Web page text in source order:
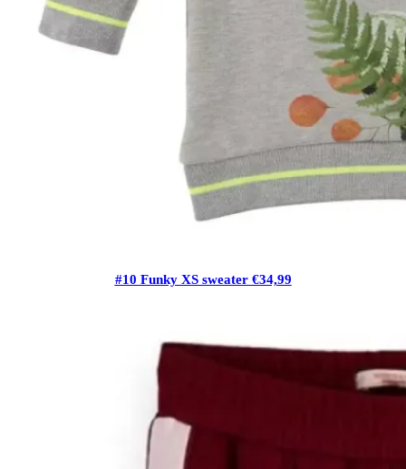
#10 Funky XS sweater €34,99